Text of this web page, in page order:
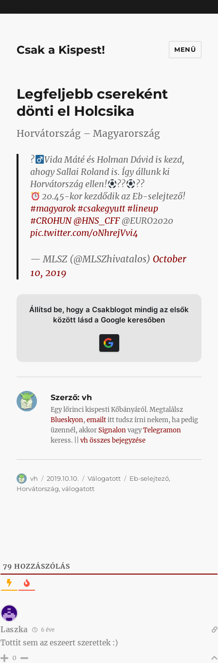
Csak a Kispest! MENÜ
Legfeljebb csereként
dönti el Holcsika
Horvátország – Magyarország
?‍
Vida Máté és Holman Dávid is kezd,
ahogy Sallai Roland is. Így állunk ki
Horvátország ellen!
??
??
20.45-kor kezdődik az Eb-selejtező!
#magyarok #csakegyutt #lineup
#CROHUN@HNS_CFF@EURO2020
pic.twitter.com/0NhrejVvi4
— MLSZ (@MLSZhivatalos) October
10, 2019
Állítsd be, hogy a Csakblogot mindig az elsők
között lásd a Google keresőben
Szerző: vh
Egy lőrinci kispesti Kőbányáról. Megtalálsz
Blueskyon,emailtitt tudsz írni nekem, ha pedig
üzennél, akkorSignalonvagyTelegramon
keress. ||vh összes bejegyzése
Szerző
vh Közzétéve
2019.10.10. Kategória
Válogatott Címke
Eb-selejtező,
Horvátország,válogatott
79 HOZZÁSZÓLÁS
Laszka 6 éve
Tottit sem az eszeert szerettek :)
0